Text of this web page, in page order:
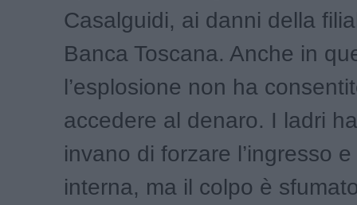
Casalguidi, ai danni della
Banca Toscana. Anche in
l’esplosione non ha
accedere al denaro. I ladri
invano di forzare l’ingresso
interna, ma il colpo è